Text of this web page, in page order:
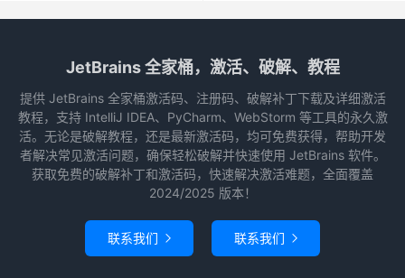
JetBrains 全家桶，激活、破解、教程
提供 JetBrains 全家桶激活码、注册码、破解补丁下载及详细激活
教程，支持 IntelliJ IDEA、PyCharm、WebStorm 等工具的永久激
活。无论是破解教程，还是最新激活码，均可免费获得，帮助开发
者解决常见激活问题，确保轻松破解并快速使用 JetBrains 软件。
获取免费的破解补丁和激活码，快速解决激活难题，全面覆盖
2024/2025 版本！
联系我们  联系我们 